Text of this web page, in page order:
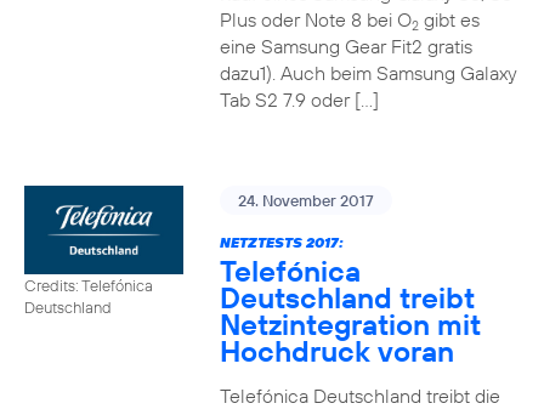
Plus oder Note 8 bei O2gibt es
eine Samsung Gear Fit2 gratis
dazu1). Auch beim Samsung Galaxy
Tab S2 7.9 oder […]
Credits: Telefónica
Deutschland
24. November 2017
NETZTESTS 2017:
Telefónica
Deutschland treibt
Netzintegration mit
Hochdruck voran
Telefónica Deutschland treibt die